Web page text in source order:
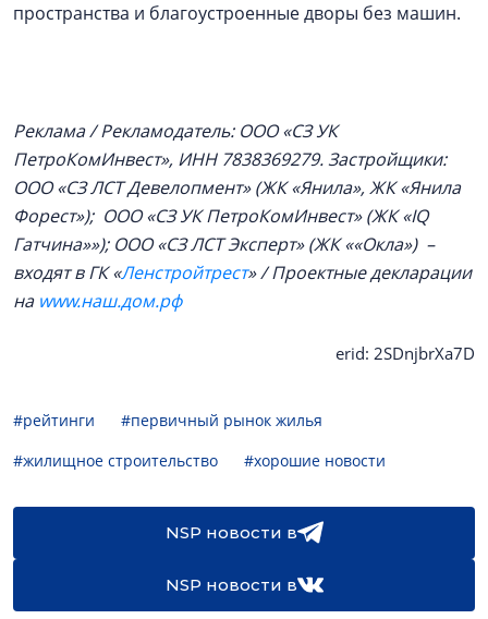
пространства и благоустроенные дворы без машин.
Реклама / Рекламодатель: ООО «СЗ УК
ПетроКомИнвест», ИНН 7838369279. Застройщики:
ООО «СЗ ЛСТ Девелопмент» (ЖК «Янила», ЖК «Янила
Форест»); ООО «СЗ УК ПетроКомИнвест» (ЖК «IQ
Гатчина»»); ООО «СЗ ЛСТ Эксперт» (ЖК ««Окла») –
входят в ГК «Ленстройтрест» / Проектные декларации
на www.наш.дом.рф
erid: 2SDnjbrXa7D
#рейтинги
#первичный рынок жилья
#жилищное строительство
#хорошие новости
NSP новости в
NSP новости в